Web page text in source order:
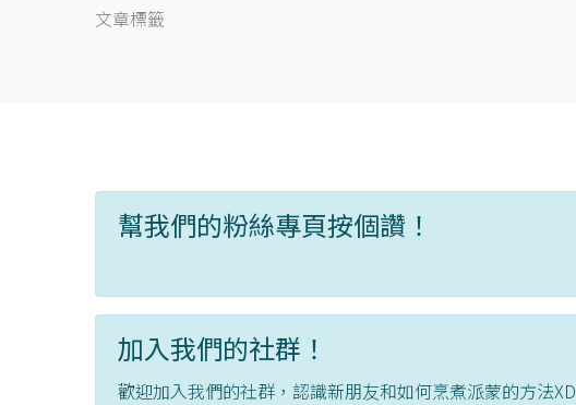
文章標籤
幫我們的粉絲專頁按個讚！
加入我們的社群！
歡迎加入我們的社群，認識新朋友和如何烹煮派蒙的方法XD